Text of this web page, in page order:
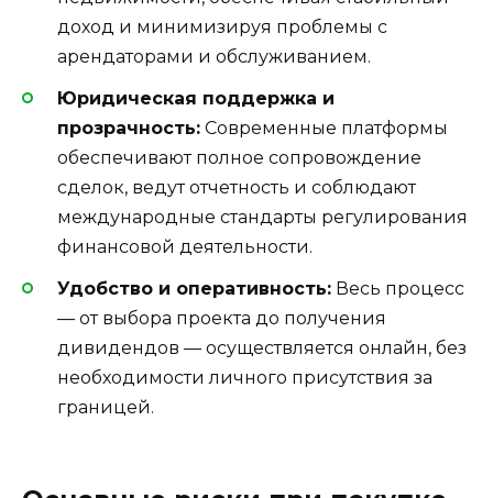
доход и минимизируя проблемы с
арендаторами и обслуживанием.
Юридическая поддержка и
прозрачность: Современные платформы
обеспечивают полное сопровождение
сделок, ведут отчетность и соблюдают
международные стандарты регулирования
финансовой деятельности.
Удобство и оперативность: Весь процесс
— от выбора проекта до получения
дивидендов — осуществляется онлайн, без
необходимости личного присутствия за
границей.